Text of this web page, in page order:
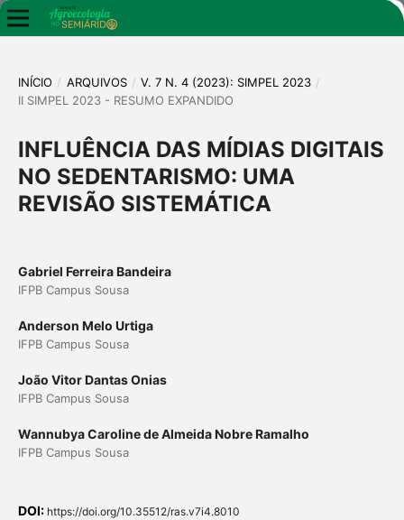
INÍCIO / ARQUIVOS / V. 7 N. 4 (2023): SIMPEL 2023 /
II SIMPEL 2023 - RESUMO EXPANDIDO
INFLUÊNCIA DAS MÍDIAS DIGITAIS
NO SEDENTARISMO: UMA
REVISÃO SISTEMÁTICA
Gabriel Ferreira Bandeira
IFPB Campus Sousa
Anderson Melo Urtiga
IFPB Campus Sousa
João Vitor Dantas Onias
IFPB Campus Sousa
Wannubya Caroline de Almeida Nobre Ramalho
IFPB Campus Sousa
DOI: https://doi.org/10.35512/ras.v7i4.8010